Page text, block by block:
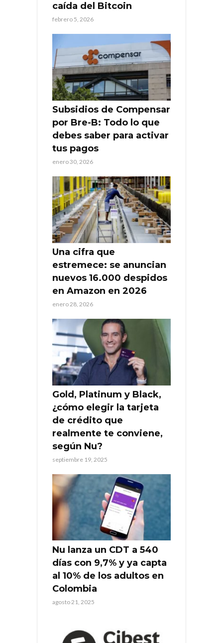
caída del Bitcoin
febrero 5, 2026
Subsidios de Compensar
por Bre-B: Todo lo que
debes saber para activar
tus pagos
enero 30, 2026
Una cifra que
estremece: se anuncian
nuevos 16.000 despidos
en Amazon en 2026
enero 28, 2026
Gold, Platinum y Black,
¿cómo elegir la tarjeta
de crédito que
realmente te conviene,
según Nu?
septiembre 19, 2025
Nu lanza un CDT a 540
días con 9,7% y ya capta
al 10% de los adultos en
Colombia
agosto 21, 2025